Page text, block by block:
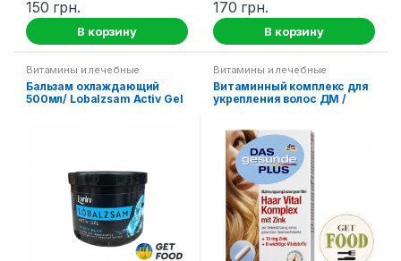
5
150 грн.
В корзину
5
170 грн.
В корзину
Витамины и лечебные
средства
Бальзам охлаждающий
500мл/ Lobalzsam Activ Gel
Витамины и лечебные
средства
Витаминный комплекс для
укрепления волос ДМ /